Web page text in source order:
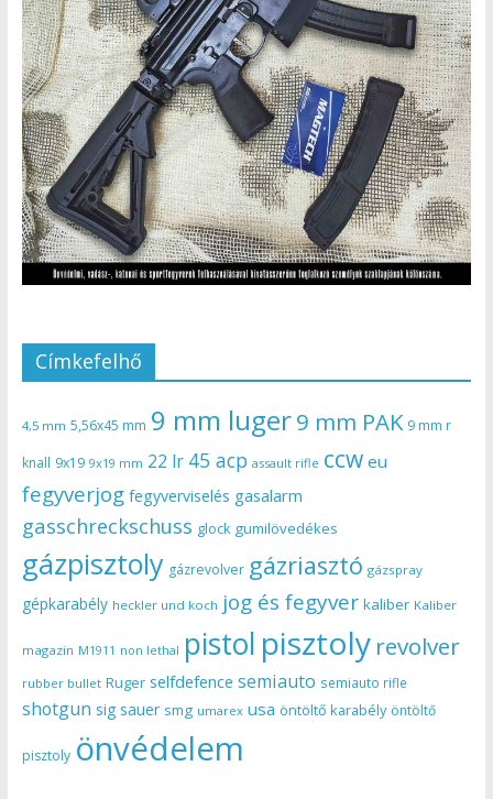
Címkefelhő
4,5 mm 5,56x45 mm 9 mm luger9 mm PAK 9 mm r
knall 9x19 9x19 mm 22 lr 45 acp assault rifle ccw eu
fegyverjog fegyverviselés gasalarm
gasschreckschuss glock gumilövedékes
gázpisztoly gázrevolver gázriasztó gázspray
gépkarabély heckler und koch jog és fegyver kaliber Kaliber
magazin M1911 non lethal pistol pisztoly revolver
rubber bullet Ruger selfdefence semiauto semiauto rifle
shotgun sig sauer smg umarex usa öntöltő karabély öntöltő
pisztoly önvédelem